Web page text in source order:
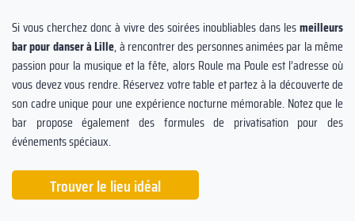
Si vous cherchez donc à vivre des soirées inoubliables dans lesmeilleurs
bar pour danser à Lille, à rencontrer des personnes animées par la même
passion pour la musique et la fête, alors Roule ma Poule est l’adresse où
vous devez vous rendre. Réservez votre table et partez à la découverte de
son cadre unique pour une expérience nocturne mémorable. Notez que le
bar propose également des formules de privatisation pour des
événements spéciaux.
Trouver le lieu idéal